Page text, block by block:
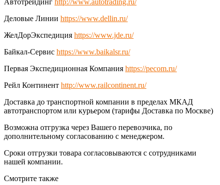
Деловые Линии https://www.dellin.ru/
ЖелДорЭкспедиция https://www.jde.ru/
Байкал-Сервис https://www.baikalsr.ru/
Первая Экспедиционная Компания https://pecom.ru/
Рейл Континент http://www.railcontinent.ru/
Доставка до транспортной компании в пределах МКАД
автотранспортом или курьером (тарифы Доставка по Москве)
Возможна отгрузка через Вашего перевозчика, по
дополнительному согласованию с менеджером.
Сроки отгрузки товара согласовываются с сотрудниками
нашей компании.
Смотрите также